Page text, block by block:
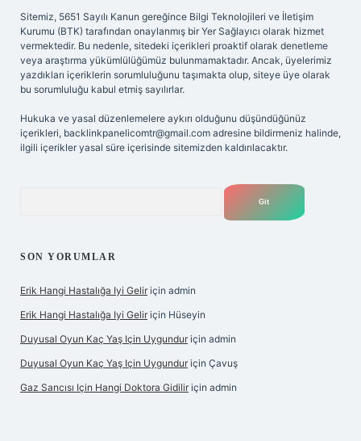
Sitemiz, 5651 Sayılı Kanun gereğince Bilgi Teknolojileri ve İletişim
Kurumu (BTK) tarafından onaylanmış bir Yer Sağlayıcı olarak hizmet
vermektedir. Bu nedenle, sitedeki içerikleri proaktif olarak denetleme
veya araştırma yükümlülüğümüz bulunmamaktadır. Ancak, üyelerimiz
yazdıkları içeriklerin sorumluluğunu taşımakta olup, siteye üye olarak
bu sorumluluğu kabul etmiş sayılırlar.
Hukuka ve yasal düzenlemelere aykırı olduğunu düşündüğünüz
içerikleri, backlinkpanelicomtr@gmail.com adresine bildirmeniz halinde,
ilgili içerikler yasal süre içerisinde sitemizden kaldırılacaktır.
SON YORUMLAR
Erik Hangi Hastalığa Iyi Gelir için admin
Erik Hangi Hastalığa Iyi Gelir için Hüseyin
Duyusal Oyun Kaç Yaş Için Uygundur için admin
Duyusal Oyun Kaç Yaş Için Uygundur için Çavuş
Gaz Sancısı Için Hangi Doktora Gidilir için admin